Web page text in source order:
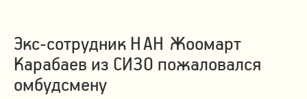
Экс-сотрудник НАН Жоомарт
Карабаев из СИЗО пожаловался
омбудсмену